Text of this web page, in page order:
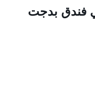
فندق بدجت